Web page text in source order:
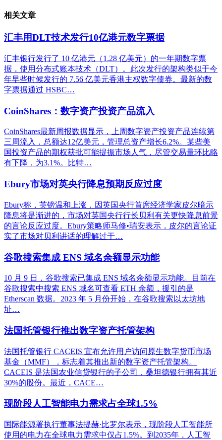
相关文章
汇丰用DLT技术发行10亿港元数字票据
汇丰银行发行了 10 亿港元（1.28 亿美元）的一年期数字票
据，使用分布式账本技术（DLT）。此次发行的架构类似于今
年早些时候发行的 7.56 亿美元香港主权数字债券。最新的数
字票据通过 HSBC…
CoinShares：数字资产投资产品流入
CoinShares最新周报数据显示，上周数字资产投资产品连续第
三周流入，总额达12亿美元，管理总资产增长6.2%。某些美
国投资产品的期权获批可能提振市场人气，尽管交易量环比略
有下降，为3.1%。比特…
Ebury市场对英央行降息预期反应过度
Ebury称，英镑温和上涨，因英国央行首席经济学家皮尔暗示
降息将是渐进的，市场对英国央行行长贝利有关更快降息前景
的言论反应过度。Ebury策略师马修•瑞安表示，皮尔的言论证
实了市场对贝利讲话的理解过于…
谷歌搜索集成 ENS 域名余额显示功能
10 月 9 日，谷歌搜索已集成 ENS 域名余额显示功能。目前在
谷歌搜索中搜索 ENS 域名可查看 ETH 余额，援引的是
Etherscan 数据。2023 年 5 月份开始，在谷歌搜索以太坊地
址…
法国托管银行推出数字资产托管架构
法国托管银行 CACEIS 宣布允许用户访问原生数字货币市场
基金（MMF），标志着其推出新的数字资产托管架构。
CACEIS 是法国农业信贷银行的子公司，桑坦德银行拥有其近
30%的股份。最近，CACE…
现阶段人工智能电力需求占全球1.5%
国际能源署执行董事法提赫·比罗尔表示，现阶段人工智能所
使用的电力在全球电力需求中仅占1.5%。到2035年，人工智